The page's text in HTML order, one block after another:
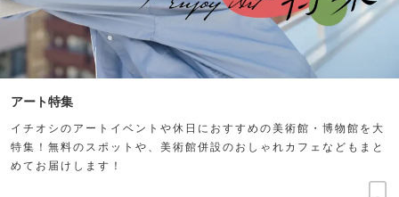
アート特集
イチオシのアートイベントや休日におすすめの美術館・博物館を大
特集！無料のスポットや、美術館併設のおしゃれカフェなどもまと
めてお届けします！